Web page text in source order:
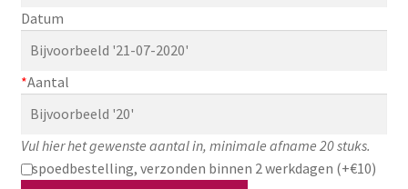
Datum
*Aantal
Vul hier het gewenste aantal in, minimale afname 20 stuks.
spoedbestelling, verzonden binnen 2 werkdagen (+€10)